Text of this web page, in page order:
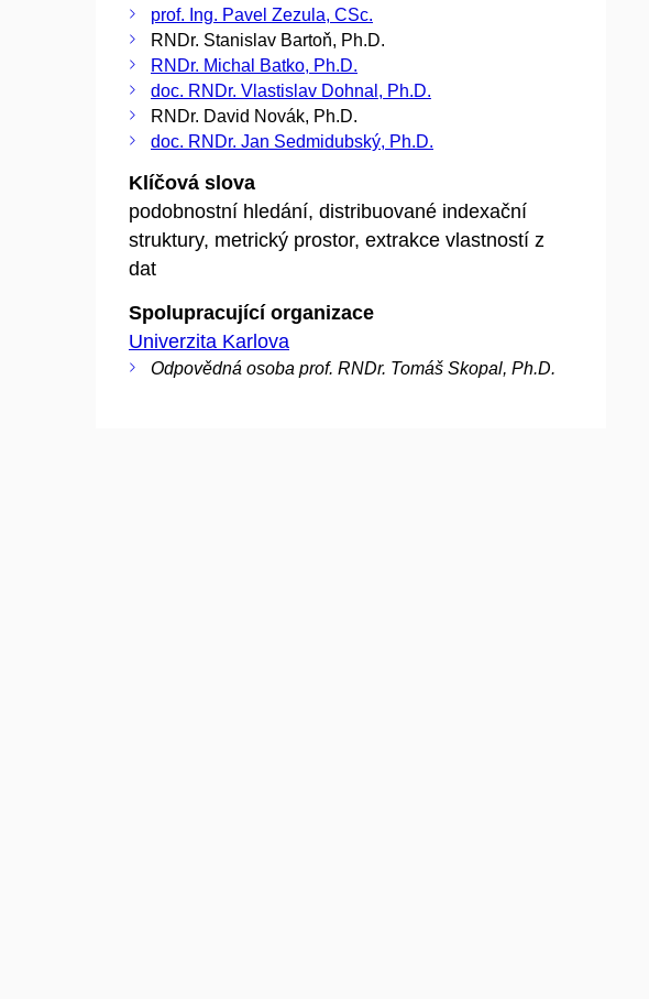
prof. Ing. Pavel Zezula, CSc.
RNDr. Stanislav Bartoň, Ph.D.
RNDr. Michal Batko, Ph.D.
doc. RNDr. Vlastislav Dohnal, Ph.D.
RNDr. David Novák, Ph.D.
doc. RNDr. Jan Sedmidubský, Ph.D.
Klíčová slova
podobnostní hledání, distribuované indexační
struktury, metrický prostor, extrakce vlastností z
dat
Spolupracující organizace
Univerzita Karlova
Odpovědná osoba prof. RNDr. Tomáš Skopal, Ph.D.